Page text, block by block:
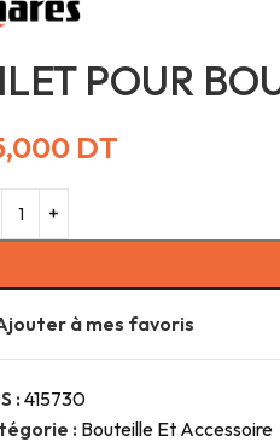
POUR
DT
à mes favoris
: 415730
: Bouteille Et Accessoire